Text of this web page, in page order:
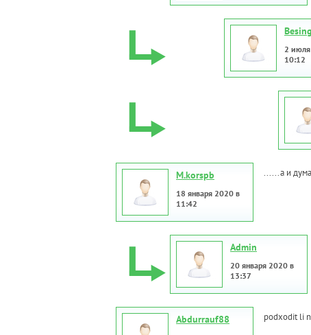
2
10:12
M.korspb
18 января 2020 в
11:42
......а и
Admin
20 января 2020 в
13:37
Abdurrauf88 podxodit li